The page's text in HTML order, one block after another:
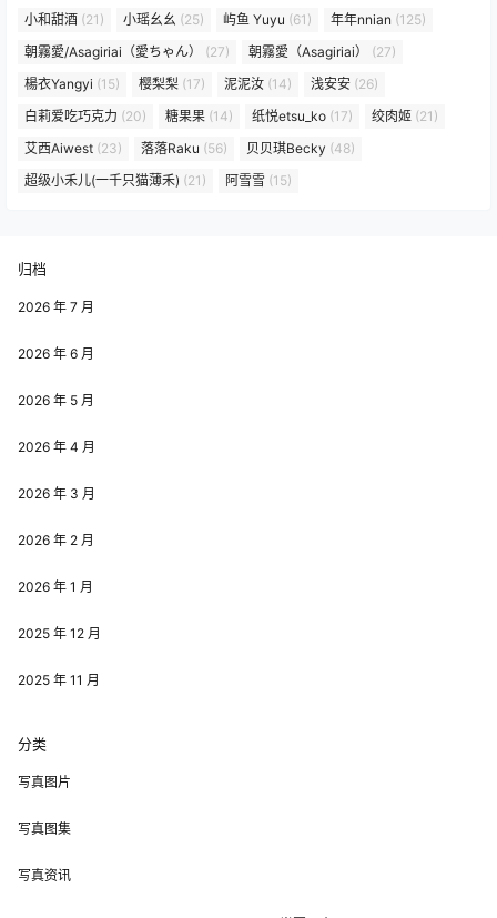
小和甜酒 (21) 小瑶幺幺 (25) 屿鱼 Yuyu (61) 年年nnian (125)
朝霧愛/Asagiriai（愛ちゃん）
(27) 朝霧愛（Asagiriai）
(27)
楊衣Yangyi (15) 樱梨梨 (17) 泥泥汝 (14) 浅安安 (26)
白莉爱吃巧克力 (20) 糖果果 (14) 纸悦etsu_ko (17) 绞肉姬 (21)
艾西Aiwest (23) 落落Raku (56) 贝贝琪Becky (48)
超级小禾儿(一千只猫薄禾) (21) 阿雪雪 (15)
归档
2026 年 7 月
2026 年 6 月
2026 年 5 月
2026 年 4 月
2026 年 3 月
2026 年 2 月
2026 年 1 月
2025 年 12 月
2025 年 11 月
分类
写真图片
写真图集
写真资讯